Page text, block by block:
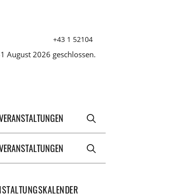
+43 1 52104
August 2026 geschlossen.